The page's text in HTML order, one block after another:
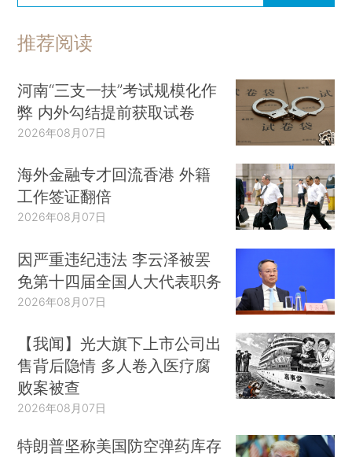
推荐阅读
河南“三支一扶”考试规模化作
弊 内外勾结提前获取试卷
2026年08月07日
海外金融专才回流香港 外籍
工作签证翻倍
2026年08月07日
因严重违纪违法 李云泽被罢
免第十四届全国人大代表职务
2026年08月07日
【我闻】光大旗下上市公司出
售背后隐情 多人卷入医疗腐
败案被查
2026年08月07日
特朗普坚称美国防空弹药库存